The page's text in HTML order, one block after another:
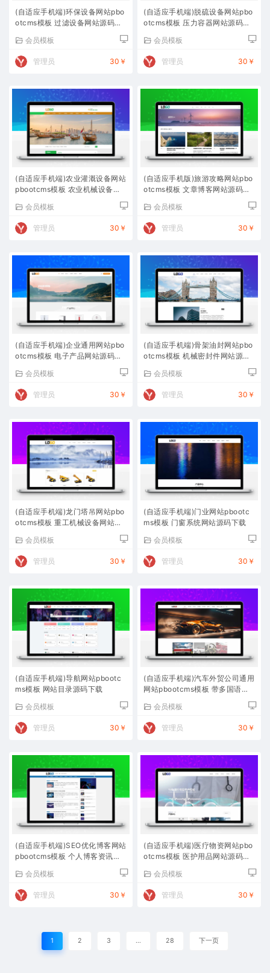
(自适应手机端)环保设备网站pbo
otcms模板 过滤设备网站源码下
会员模板
管理员 30￥
(自适应手机端)脱硫设备网站pbo
otcms模板 压力容器网站源码下
会员模板
管理员 30￥
(自适应手机端)农业灌溉设备网站
pbootcms模板 农业机械设备网
会员模板
管理员 30￥
(自适应手机版)旅游攻略网站pbo
otcms模板 文章博客网站源码下
会员模板
管理员 30￥
(自适应手机端)企业通用网站pbo
otcms模板 电子产品网站源码下
会员模板
管理员 30￥
(自适应手机端)骨架油封网站pbo
otcms模板 机械密封件网站源码
会员模板
管理员 30￥
(自适应手机端)龙门塔吊网站pbo
otcms模板 重工机械设备网站源
会员模板
管理员 30￥
(自适应手机端)门业网站pbootc
ms模板 门窗系统网站源码下载
会员模板
管理员 30￥
(自适应手机端)导航网站pbootc
ms模板 网站目录源码下载
会员模板
管理员 30￥
(自适应手机端)汽车外贸公司通用
网站pbootcms模板 带多国语言
会员模板
管理员 30￥
(自适应手机端)SEO优化博客网站
pbootcms模板 个人博客资讯网
会员模板
管理员 30￥
(自适应手机端)医疗物资网站pbo
otcms模板 医护用品网站源码下
会员模板
管理员 30￥
1 2 3 … 28 下一页